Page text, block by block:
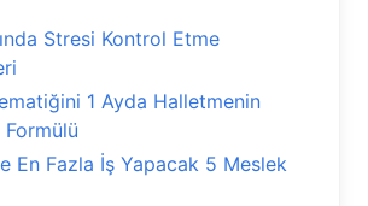
Stresi Kontrol Etme
1 Ayda Halletmenin
En Fazla İş Yapacak 5 Meslek